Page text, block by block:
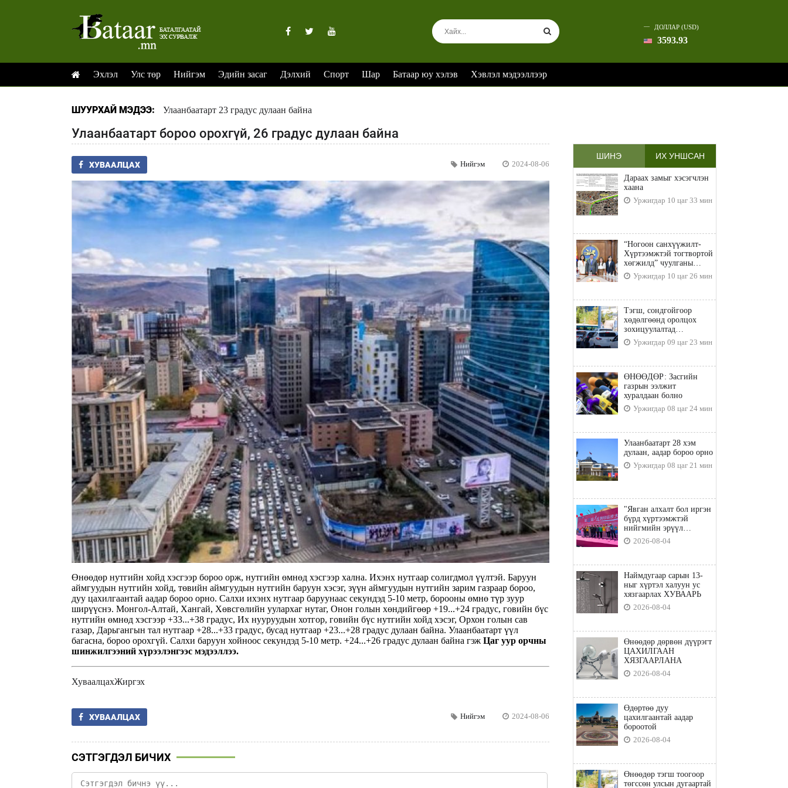
ДОЛЛАР (USD)
3593.93
Эхлэл Улс төр Нийгэм Эдийн засаг Дэлхий Спорт Шар Батаар юу хэлэв Хэвлэл мэдээллээр
ШУУРХАЙ МЭДЭЭ: Улаанбаатарт 23 градус дулаан байна
Улаанбаатарт бороо орохгүй, 26 градус дулаан байна
ХУВААЛЦАХ Нийгэм 2024-08-06
Өнөөдөр нутгийн хойд хэсгээр бороо орж, нутгийн өмнөд хэсгээр хална. Ихэнх нутгаар солигдмол үүлтэй. Баруун
аймгуудын нутгийн хойд, төвийн аймгуудын нутгийн баруун хэсэг, зүүн аймгуудын нутгийн зарим газраар бороо,
дуу цахилгаантай аадар бороо орно. Салхи ихэнх нутгаар баруунаас секундэд 5-10 метр, борооны өмнө түр зуур
ширүүснэ. Монгол-Алтай, Хангай, Хөвсгөлийн уулархаг нутаг, Онон голын хөндийгөөр +19...+24 градус, говийн бүс
нутгийн өмнөд хэсгээр +33...+38 градус, Их нууруудын хотгор, говийн бүс нутгийн хойд хэсэг, Орхон голын сав
газар, Дарьгангын тал нутгаар +28...+33 градус, бусад нутгаар +23...+28 градус дулаан байна. Улаанбаатарт үүл
багасна, бороо орохгүй. Салхи баруун хойноос секундэд 5-10 метр. +24...+26 градус дулаан байна гэж Цаг уур орчны
шинжилгээний хүрээлэнгээс мэдээллээ.
ХуваалцахЖиргэх
ХУВААЛЦАХ Нийгэм 2024-08-06
СЭТГЭГДЭЛ БИЧИХ
ШИНЭ ИХ УНШСАН
Дараах замыг хэсэгчлэн
хаана
Уржигдар 10 цаг 33 мин
“Ногоон санхүүжилт-
Хүртээмжтэй тогтвортой
хөгжилд” чуулганы
бэлтгэл ажил, зорилго,
хүрэх үр дүнгийн талаар
Уржигдар 10 цаг 26 мин
Тэгш, сондгойгоор
хөдөлгөөнд оролцох
зохицуулалтад
хамаарахгүй тээврийн
хэрэгслүүд
Уржигдар 09 цаг 23 мин
ӨНӨӨДӨР: Засгийн
газрын ээлжит
хуралдаан болно
Уржигдар 08 цаг 24 мин
Улаанбаатарт 28 хэм
дулаан, аадар бороо орно
Уржигдар 08 цаг 21 мин
"Явган алхалт бол иргэн
бүрд хүртээмжтэй
нийгмийн эрүүл
мэндийн бодлого"
2026-08-04
Наймдугаар сарын 13-
ныг хүртэл халуун ус
хязгаарлах ХУВААРЬ
2026-08-04
Өнөөдөр дөрвөн дүүрэгт
ЦАХИЛГААН
ХЯЗГААРЛАНА
2026-08-04
Өдөртөө дуу
цахилгаантай аадар
бороотой
2026-08-04
Өнөөдөр тэгш тоогоор
төгссөн улсын дугаартай